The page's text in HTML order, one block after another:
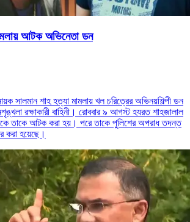
আটক অভিনেতা ডন
সালমান শাহ হত্যা মামলায় খল চরিত্রের অভিনয়শিল্পী ডন
রক্ষাকারী বাহিনী। রোববার ৯ আগস্ট হযরত শাহজালাল
তাকে আটক করা হয়। পরে তাকে পুলিশের অপরাধ তদন্ত
করা হয়েছে।